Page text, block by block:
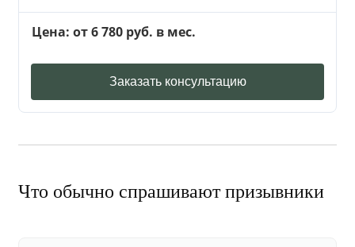
Цена: от 6 780 руб. в мес.
Заказать консультацию
Что обычно спрашивают призывники